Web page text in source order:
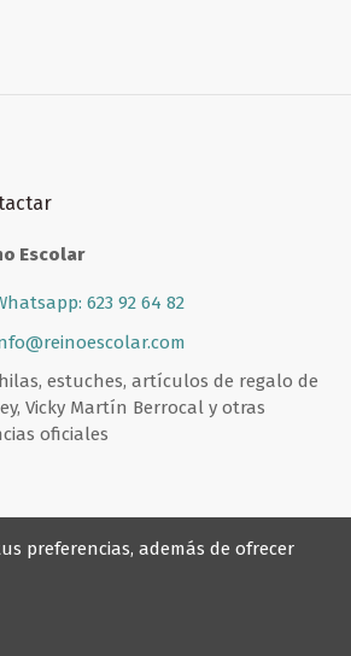
Escolar
623 92 64 82
estuches, artículos de regalo de
Vicky Martín Berrocal y otras
oficiales
preferencias, además de ofrecer